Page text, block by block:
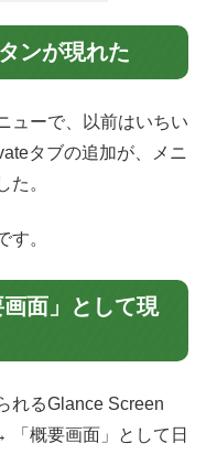
ンが現れた
ューで、以前はいちい
タブの追加が、メニ
た。
す。
面」として現
れるGlance Screen
概要画面」として日